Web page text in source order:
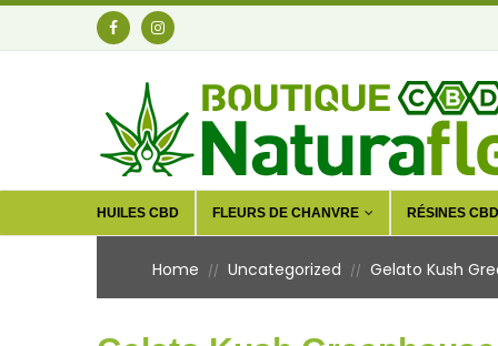
HUILES CBD FLEURS DE CHANVRE RÉSINES CBD
Home // Uncategorized // Gelato Kush